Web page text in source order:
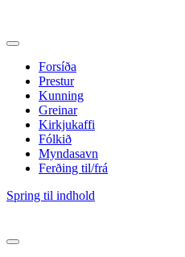
Forsíða
Prestur
Kunning
Greinar
Kirkjukaffi
Fólkið
Myndasavn
Ferðing til/frá
Spring til indhold